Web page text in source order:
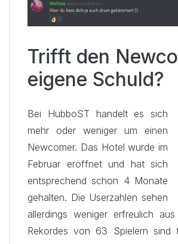
Trifft den
eigene Schuld?
Bei HubboST handelt es sich
mehr oder weniger um einen
Newcomer. Das Hotel wurde im
Februar eröffnet und hat sich
entsprechend schon 4 Monate
gehalten. Die Userzahlen sehen
allerdings weniger erfreulich
Rekordes von 63 Spielern sind